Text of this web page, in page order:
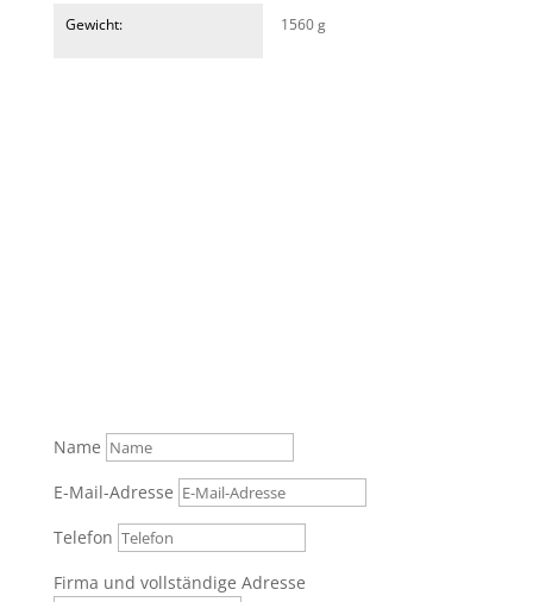
Gewicht: 1560 g
Name
E-Mail-Adresse
Telefon
Firma und vollständige Adresse